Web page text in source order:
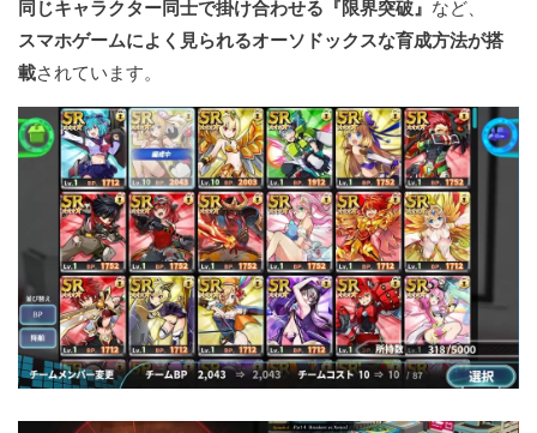
同じキャラクター同士で掛け合わせる『限界突破』 など、
スマホゲームによく見られるオーソドックスな育成方法が搭
載されています。